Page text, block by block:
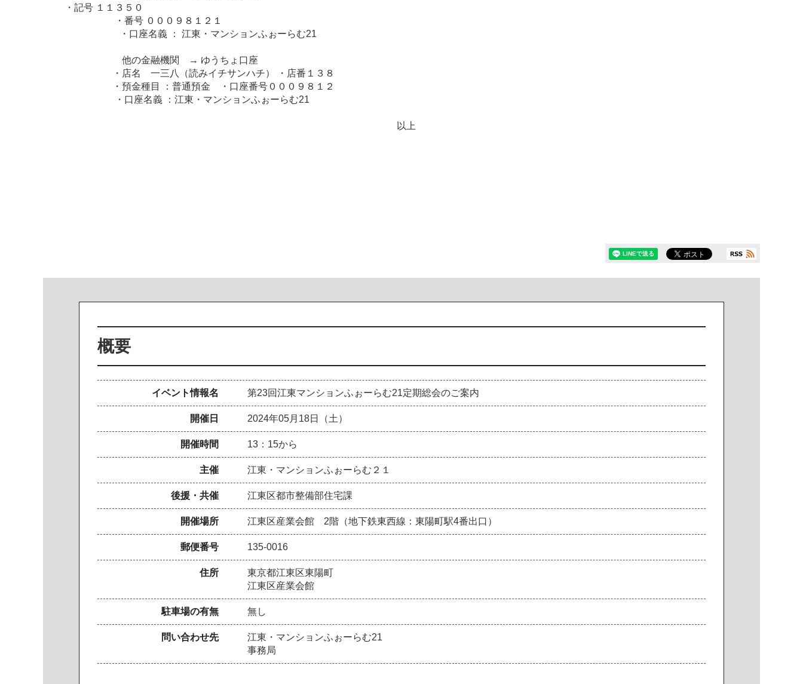
・記号 １１３５０
・番号 ０００９８１２１
・口座名義 ： 江東・マンションふぉーらむ21
他の金融機関 → ゆうちょ口座
・店名 一三八（読みイチサンハチ） ・店番１３８
・預金種目 ：普通預金 ・口座番号０００９８１２
・口座名義 ：江東・マンションふぉーらむ21
以上
概要
イベント情報名 第23回江東マンションふぉーらむ21定期総会のご案内
開催日 2024年05月18日（土）
開催時間 13：15から
主催 江東・マンションふぉーらむ２１
後援・共催 江東区都市整備部住宅課
開催場所 江東区産業会館 2階（地下鉄東西線：東陽町駅4番出口）
郵便番号 135-0016
住所
東京都江東区東陽町
江東区産業会館
駐車場の有無 無し
問い合わせ先
江東・マンションふぉーらむ21
事務局